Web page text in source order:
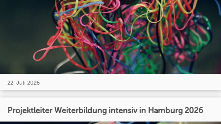
22. Juli 2026
Projektleiter Weiterbildung intensiv in Hamburg 2026